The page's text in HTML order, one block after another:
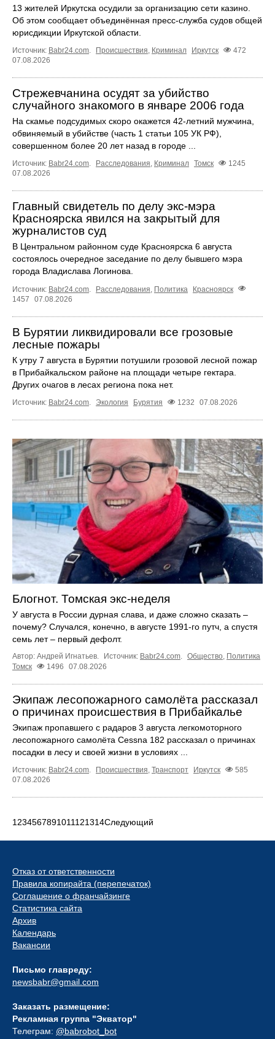
13 жителей Иркутска осудили за организацию сети казино.
Об этом сообщает объединённая пресс‑служба судов общей
юрисдикции Иркутской области.
Источник: Babr24.com. Происшествия, Криминал Иркутск
472
07.08.2026
Стрежевчанина осудят за убийство
случайного знакомого в январе 2006 года
На скамье подсудимых скоро окажется 42-летний мужчина,
обвиняемый в убийстве (часть 1 статьи 105 УК РФ),
совершенном более 20 лет назад в городе ...
Источник: Babr24.com. Расследования, Криминал Томск
1245
07.08.2026
Главный свидетель по делу экс-мэра
Красноярска явился на закрытый для
журналистов суд
В Центральном районном суде Красноярска 6 августа
состоялось очередное заседание по делу бывшего мэра
города Владислава Логинова.
Источник: Babr24.com Расследования Политика
Красноярск
1457
07.08.2026
В Бурятии ликвидировали все грозовые
лесные пожары
К утру 7 августа в Бурятии потушили грозовой лесной пожар
в Прибайкальском районе на площади четыре гектара.
Других очагов в лесах региона пока нет.
Источник: Babr24.com Экология Бурятия 1232 07.08.2026
Блогнот. Томская экс-неделя
У августа в России дурная слава, и даже сложно сказать –
почему? Случался, конечно, в августе 1991-го путч, а спустя
семь лет – первый дефолт.
Автор: Андрей Игнатьев. Источник: Babr24.com. Общество, Политика
Томск
1496 07.08.2026
Экипаж лесопожарного самолёта рассказал
о причинах происшествия в Прибайкалье
Экипаж пропавшего с радаров 3 августа легкомоторного
лесопожарного самолёта Cessna 182 рассказал о причинах
посадки в лесу и своей жизни в условиях ...
Источник: Babr24.com. Происшествия, Транспорт Иркутск
585
07.08.2026
1234567891011121314Следующий
Отказ от ответственности
Правила копирайта (перепечаток)
Соглашение о франчайзинге
Статистика сайта
Архив
Календарь
Вакансии
Письмо главреду:
newsbabr@gmail.com
Заказать размещение:
Рекламная группа "Экватор"
Телеграм: @babrobot_bot